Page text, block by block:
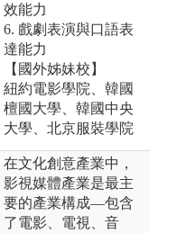
效能力
6. 戲劇表演與口語表
達能力
【國外姊妹校】
紐約電影學院、韓國
檀國大學、韓國中央
大學、北京服裝學院
在文化創意產業中，
影視媒體產業是最主
要的產業構成—包含
了電影、電視、音